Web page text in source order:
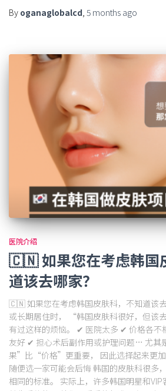
By oganaglobalcd 5 months ago
医院介绍
🇨🇳 如果您在考虑韩国
道该去哪家？
🇨🇳 如果您在考虑韩国皮肤科，不知道该
或长期居住时， “韩国皮肤科很好，但该
有过这样的烦恼。 ✔ 医院太多 ✔ 价格各不
友好 ✔ 担心术后副作用或护理问题… 尤其
果”比“价格”更重要， 因此选择起来更加
随便选一家可能会后悔 韩国的皮肤科很多
相同的标准。 实际上，许多韩国明星和